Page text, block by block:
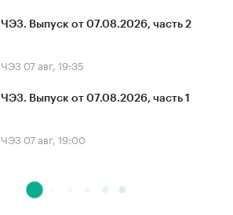
ЧЭЗ. Выпуск от 07.08.2026, часть 2
ЧЭЗ 07 авг, 19:35
ЧЭЗ. Выпуск от 07.08.2026, часть 1
ЧЭЗ 07 авг, 19:00